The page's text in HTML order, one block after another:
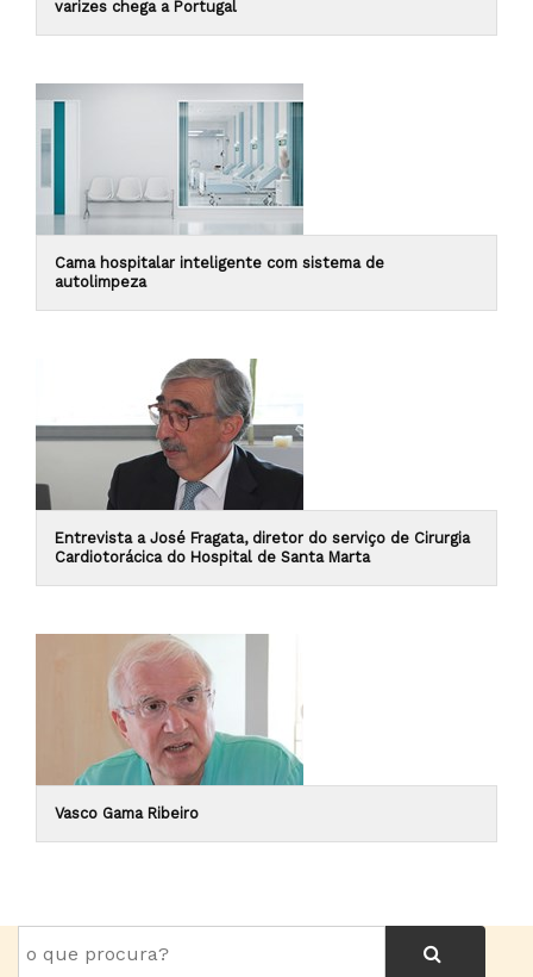
varizes chega a Portugal
Cama hospitalar inteligente com sistema de
autolimpeza
Entrevista a José Fragata, diretor do serviço de Cirurgia
Cardiotorácica do Hospital de Santa Marta
Vasco Gama Ribeiro